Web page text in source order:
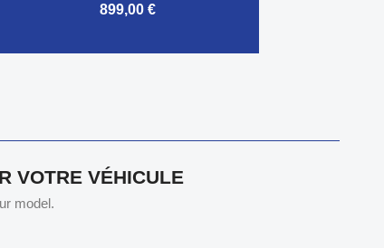
899,00 €
VOTRE VÉHICULE
model.